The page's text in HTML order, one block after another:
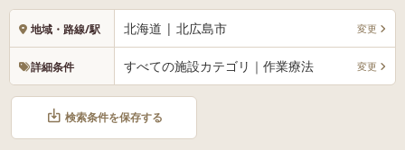
地域・路線/駅 北海道 | 北広島市 変更
詳細条件 すべての施設カテゴリ｜作業療法 変更
検索条件を保存する